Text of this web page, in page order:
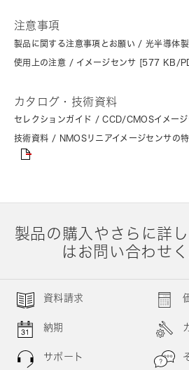
注意事項
製品に関する注意事項とお願い / 光半導体
使用上の注意 / イメージセンサ [577 KB/
カタログ・技術資料
セレクションガイド / CCD/CMOSイメー
技術資料 / NMOSリニアイメージセンサの
製品の購入やさらに詳
はお問い合わせく
資料請求
納期
サポート